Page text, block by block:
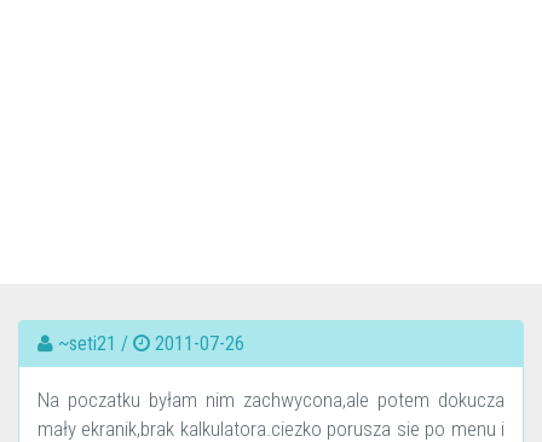
~seti21 / 2011-07-26
Na poczatku byłam nim zachwycona,ale potem dokucza
mały ekranik,brak kalkulatora.ciezko porusza sie po menu i